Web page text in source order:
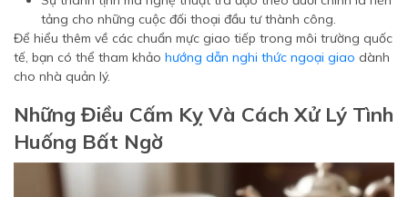
tảng cho những cuộc đối thoại đầu tư thành công.
Để hiểu thêm về các chuẩn mực giao tiếp trong môi trường quốc
tế, bạn có thể tham khảo hướng dẫn nghi thức ngoại giao dành
cho nhà quản lý.
Những Điều Cấm Kỵ Và Cách Xử Lý Tình
Huống Bất Ngờ